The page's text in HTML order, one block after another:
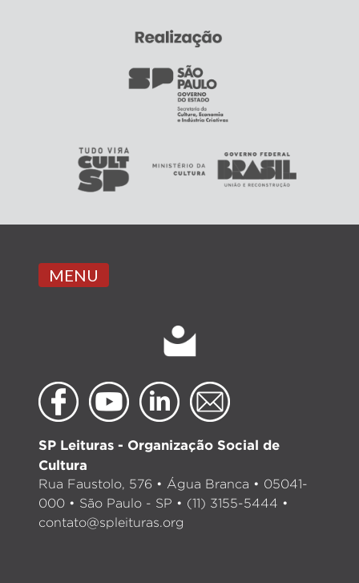
MENU
SP Leituras - Organização Social de
Cultura
Rua Faustolo, 576 • Água Branca • 05041-
000 • São Paulo - SP • (11) 3155-5444 •
contato@spleituras.org